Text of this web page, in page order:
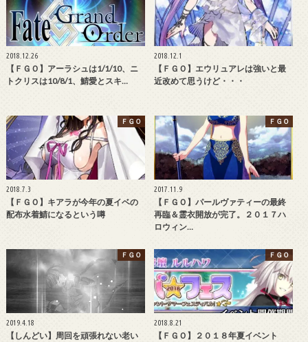
2018.12.26
【ＦＧＯ】アーラシュは1/1/10、ニ
トクリスは10/8/1、鯖愛とスキ…
2018.12.1
【ＦＧＯ】エウリュアレは強いと最
近改めて思うけど・・・
ＦＧＯ
2018.7.3
【ＦＧＯ】キアラが今年の夏イベの
配布水着鯖になるという噂
ＦＧＯ
2017.11.9
【ＦＧＯ】パールヴァティーの最終
再臨＆霊衣開放が完了。２０１７ハ
ロウィン…
ＦＧＯ
2019.4.18
【しんどい】周回を頑張れない老い
ＦＧＯ
2018.8.21
【ＦＧＯ】２０１８年夏イベント